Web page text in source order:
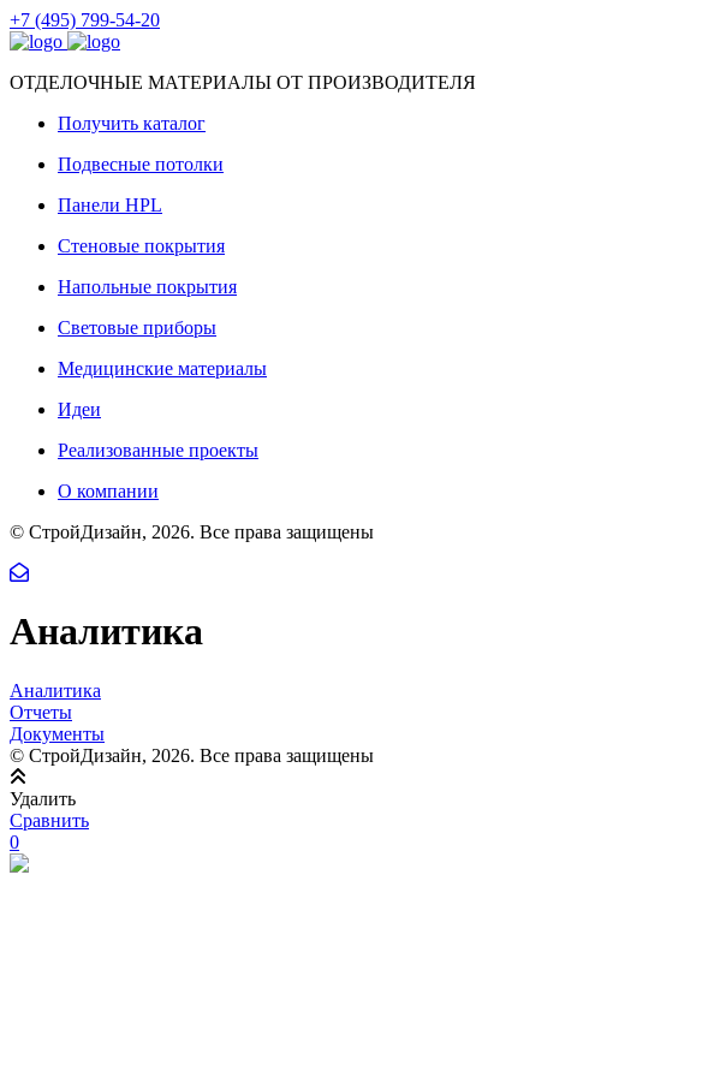
+7 (495) 799-54-20
ОТДЕЛОЧНЫЕ МАТЕРИАЛЫ ОТ ПРОИЗВОДИТЕЛЯ
Получить каталог
Подвесные потолки
Панели HPL
Стеновые покрытия
Напольные покрытия
Световые приборы
Медицинские материалы
Идеи
Реализованные проекты
О компании
© СтройДизайн, 2026. Все права защищены
Аналитика
Аналитика
Отчеты
Документы
© СтройДизайн, 2026. Все права защищены
Удалить
Сравнить
0